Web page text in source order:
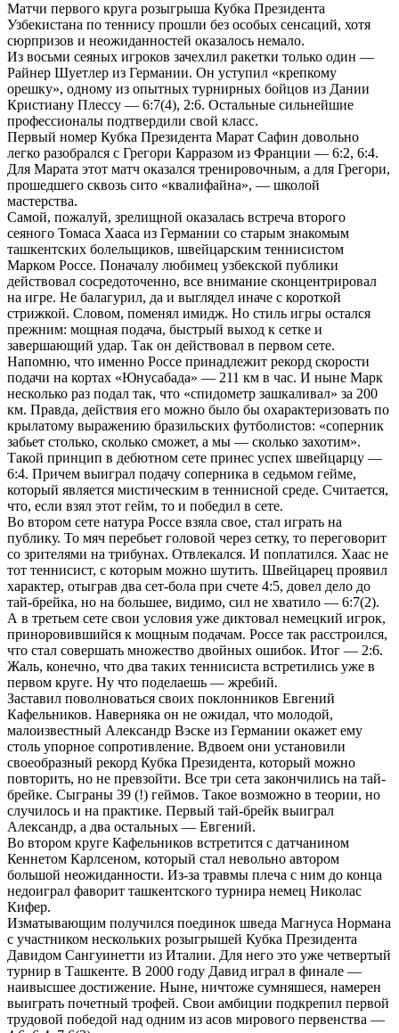
Матчи первого круга розыгрыша Кубка Президента
Узбекистана по теннису прошли без особых сенсаций, хотя
сюрпризов и неожиданностей оказалось немало.
Из восьми сеяных игроков зачехлил ракетки только один —
Райнер Шуетлер из Германии. Он уступил «крепкому
орешку», одному из опытных турнирных бойцов из Дании
Кристиану Плессу — 6:7(4), 2:6. Остальные сильнейшие
профессионалы подтвердили свой класс.
Первый номер Кубка Президента Марат Сафин довольно
легко разобрался с Грегори Карразом из Франции — 6:2, 6:4.
Для Марата этот матч оказался тренировочным, а для Грегори,
прошедшего сквозь сито «квалифайна», — школой
мастерства.
Самой, пожалуй, зрелищной оказалась встреча второго
сеяного Томаса Хааса из Германии со старым знакомым
ташкентских болельщиков, швейцарским теннисистом
Марком Россе. Поначалу любимец узбекской публики
действовал сосредоточенно, все внимание сконцентрировал
на игре. Не балагурил, да и выглядел иначе с короткой
стрижкой. Словом, поменял имидж. Но стиль игры остался
прежним: мощная подача, быстрый выход к сетке и
завершающий удар. Так он действовал в первом сете.
Напомню, что именно Россе принадлежит рекорд скорости
подачи на кортах «Юнусабада» — 211 км в час. И ныне Марк
несколько раз подал так, что «спидометр зашкаливал» за 200
км. Правда, действия его можно было бы охарактеризовать по
крылатому выражению бразильских футболистов: «соперник
забьет столько, сколько сможет, а мы — сколько захотим».
Такой принцип в дебютном сете принес успех швейцарцу —
6:4. Причем выиграл подачу соперника в седьмом гейме,
который является мистическим в теннисной среде. Считается,
что, если взял этот гейм, то и победил в сете.
Во втором сете натура Россе взяла свое, стал играть на
публику. То мяч перебьет головой через сетку, то переговорит
со зрителями на трибунах. Отвлекался. И поплатился. Хаас не
тот теннисист, с которым можно шутить. Швейцарец проявил
характер, отыграв два сет-бола при счете 4:5, довел дело до
тай-брейка, но на большее, видимо, сил не хватило — 6:7(2).
А в третьем сете свои условия уже диктовал немецкий игрок,
приноровившийся к мощным подачам. Россе так расстроился,
что стал совершать множество двойных ошибок. Итог — 2:6.
Жаль, конечно, что два таких теннисиста встретились уже в
первом круге. Ну что поделаешь — жребий.
Заставил поволноваться своих поклонников Евгений
Кафельников. Наверняка он не ожидал, что молодой,
малоизвестный Александр Вэске из Германии окажет ему
столь упорное сопротивление. Вдвоем они установили
своеобразный рекорд Кубка Президента, который можно
повторить, но не превзойти. Все три сета закончились на тай-
брейке. Сыграны 39 (!) геймов. Такое возможно в теории, но
случилось и на практике. Первый тай-брейк выиграл
Александр, а два остальных — Евгений.
Во втором круге Кафельников встретится с датчанином
Кеннетом Карлсеном, который стал невольно автором
большой неожиданности. Из-за травмы плеча с ним до конца
недоиграл фаворит ташкентского турнира немец Николас
Кифер.
Изматывающим получился поединок шведа Магнуса Нормана
с участником нескольких розыгрышей Кубка Президента
Давидом Сангуинетти из Италии. Для него это уже четвертый
турнир в Ташкенте. В 2000 году Давид играл в финале —
наивысшее достижение. Ныне, ничтоже сумняшеся, намерен
выиграть почетный трофей. Свои амбиции подкрепил первой
трудовой победой над одним из асов мирового первенства —